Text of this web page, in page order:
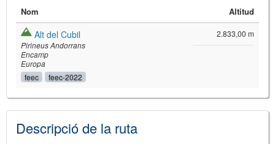
©Leaflet
and its contributors
© Institut Cartogràfic i Geològic de
Nom Altitud
Alt del Cubil
Pirineus Andorrans
Encamp
Europa
feec feec-2022
2.833,00 m
Descripció de la ruta